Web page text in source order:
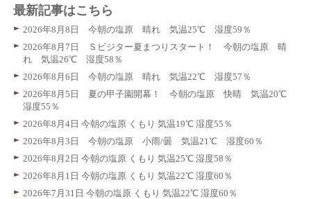
最新記事はこちら
2026年8月8日 今朝の塩原 晴れ 気温25℃ 湿度59％
2026年8月7日 Ｓビジター夏まつりスタート！ 今朝の塩原 晴
れ 気温26℃ 湿度58％
2026年8月6日 今朝の塩原 晴れ 気温22℃ 湿度57％
2026年8月5日 夏の甲子園開幕！ 今朝の塩原 快晴 気温20℃
湿度55％
2026年8月4日 今朝の塩原 くもり 気温19℃ 湿度55％
2026年8月3日 今朝の塩原 小雨/曇 気温21℃ 湿度60％
2026年8月2日 今朝の塩原 くもり 気温25℃ 湿度58％
2026年8月1日 今朝の塩原 くもり 気温22℃ 湿度60％
2026年7月31日 今朝の塩原 くもり 気温22℃ 湿度60％